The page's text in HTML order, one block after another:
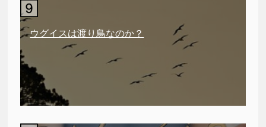
ウグイスは渡り鳥なのか？